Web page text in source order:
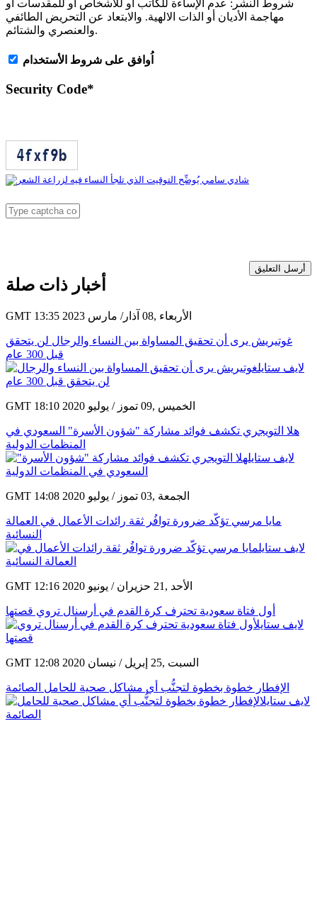
شروط النشر: عدم الإساءة للكاتب أو للأشخاص أو للمقدسات أو
مهاجمة الأديان أو الذات الالهية. والابتعاد عن التحريض الطائفي
والعنصري والشتائم.
اُوافق على شروط الأستخدام
Security Code*
أرسل التعليق
أخبار ذات صلة
GMT 13:35 2023 الأربعاء ,08 آذار/ مارس
غوتيريش يرى أن تحقيق المساواة بين النساء والرجال لن يتحقق
قبل 300 عام
GMT 18:10 2020 الخميس ,09 تموز / يوليو
هلا التويجري تكشف فوائد مشاركة "شؤون الأسرة" السعودي في
المنظمات الدولية
GMT 14:08 2020 الجمعة ,03 تموز / يوليو
مايا مرسي تؤكّد ضرورة توافُر ثقة رائدات الأعمال في العمالة
النسائية
GMT 12:16 2020 الأحد ,21 حزيران / يونيو
أول فتاة سعودية تحترف كرة القدم في أرسنال تروي قصتها
GMT 12:08 2020 السبت ,25 إبريل / نيسان
الإفطار خطوة بخطوة لتجنُّب أي مشاكل صحية للحامل الصائمة